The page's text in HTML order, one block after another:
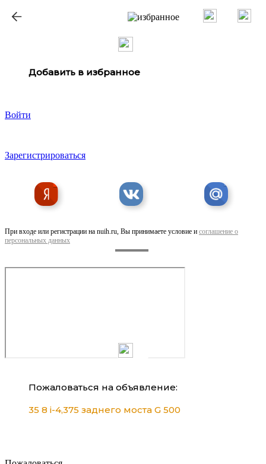
Добавить в избранное
Войти
Зарегистрироваться
При входе или регистрации на nuih.ru, Вы принимаете условие и соглашение о
персональных данных
Пожаловаться на объявление:
35 8 i-4,375 заднего моста G 500